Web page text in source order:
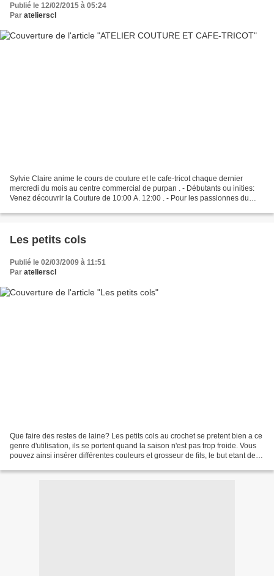
Publié le 12/02/2015 à 05:24
Par atelierscl
Sylvie Claire anime le cours de couture et le cafe-tricot chaque dernier
mercredi du mois au centre commercial de purpan . - Débutants ou inities:
Venez découvrir la Couture de 10:00 A. 12:00 . - Pour les passionnes du
Les petits cols
Publié le 02/03/2009 à 11:51
Par atelierscl
Que faire des restes de laine? Les petits cols au crochet se pretent bien a ce
genre d'utilisation, ils se portent quand la saison n'est pas trop froide. Vous
pouvez ainsi insérer différentes couleurs et grosseur de fils, le but etant de